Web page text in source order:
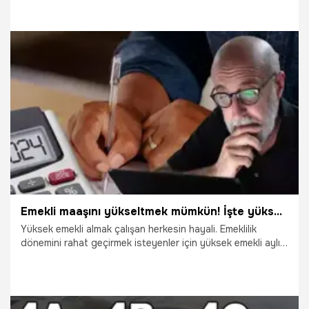
2.06.2024 Çalışma Hayatı
Emekli maaşını yükseltmek mümkün! İşte yüksek emekli aylığının formülü
Yüksek emekli almak çalışan herkesin hayali. Emeklilik
dönemini rahat geçirmek isteyenler için yüksek emekli aylığı
Emekliye zam oranı bilindiği üzere enflasyon rakamlarına